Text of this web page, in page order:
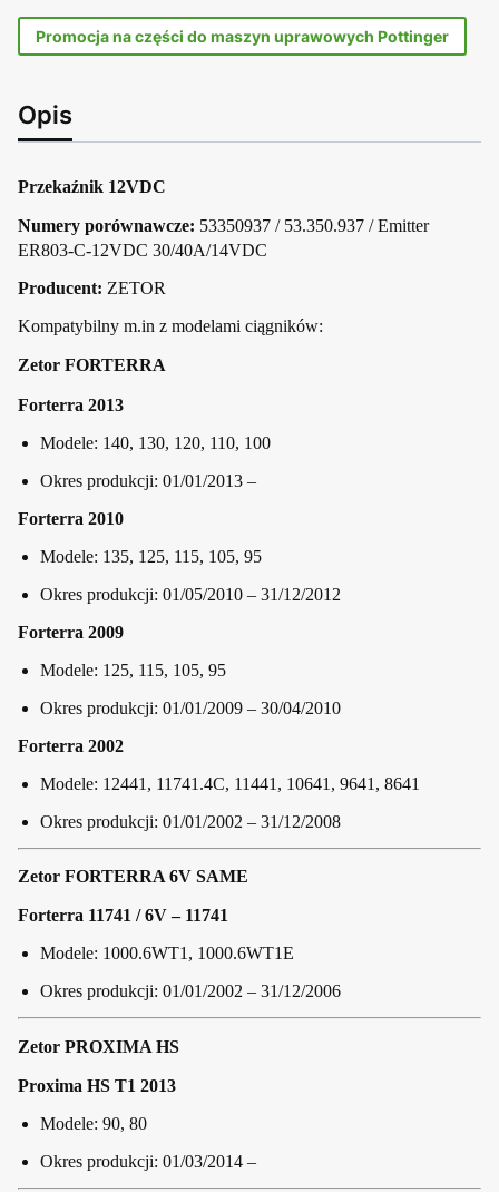
Promocja na części do maszyn uprawowych Pottinger
Opis
Przekaźnik 12VDC
Numery porównawcze: 53350937 / 53.350.937 / Emitter
ER803-C-12VDC 30/40A/14VDC
Producent: ZETOR
Kompatybilny m.in z modelami ciągników:
Zetor FORTERRA
Forterra 2013
Modele: 140, 130, 120, 110, 100
Okres produkcji: 01/01/2013 –
Forterra 2010
Modele: 135, 125, 115, 105, 95
Okres produkcji: 01/05/2010 – 31/12/2012
Forterra 2009
Modele: 125, 115, 105, 95
Okres produkcji: 01/01/2009 – 30/04/2010
Forterra 2002
Modele: 12441, 11741.4C, 11441, 10641, 9641, 8641
Okres produkcji: 01/01/2002 – 31/12/2008
Zetor FORTERRA 6V SAME
Forterra 11741 / 6V – 11741
Modele: 1000.6WT1, 1000.6WT1E
Okres produkcji: 01/01/2002 – 31/12/2006
Zetor PROXIMA HS
Proxima HS T1 2013
Modele: 90, 80
Okres produkcji: 01/03/2014 –